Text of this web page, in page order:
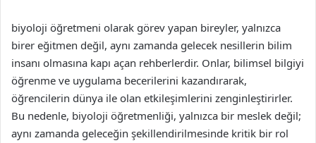
biyoloji öğretmeni olarak görev yapan bireyler, yalnızca
birer eğitmen değil, aynı zamanda gelecek nesillerin bilim
insanı olmasına kapı açan rehberlerdir. Onlar, bilimsel bilgiyi
öğrenme ve uygulama becerilerini kazandırarak,
öğrencilerin dünya ile olan etkileşimlerini zenginleştirirler.
Bu nedenle, biyoloji öğretmenliği, yalnızca bir meslek değil;
aynı zamanda geleceğin şekillendirilmesinde kritik bir rol